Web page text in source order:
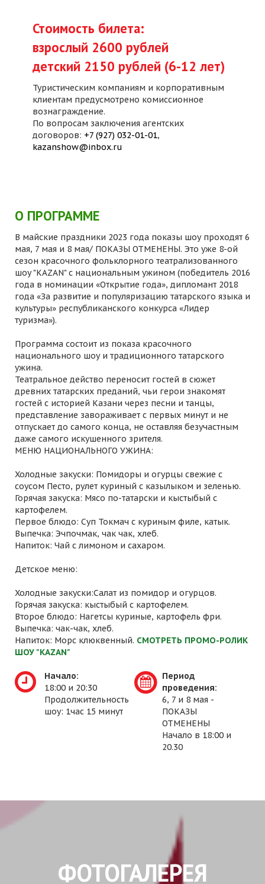
Стоимость билета:
взрослый 2600 рублей
детский 2150 рублей (6-12 лет)
Туристическим компаниям и корпоративным
клиентам предусмотрено комиссионное
вознаграждение.
По вопросам заключения агентских
договоров: +7 (927) 032-01-01,
kazanshow@inbox.ru
О ПРОГРАММЕ
В майские праздники 2023 года показы шоу проходят 6
мая, 7 мая и 8 мая/ ПОКАЗЫ ОТМЕНЕНЫ. Это уже 8-ой
сезон красочного фольклорного театрализованного
шоу "KAZAN" с национальным ужином (победитель 2016
года в номинации «Открытие года», дипломант 2018
года «За развитие и популяризацию татарского языка и
культуры» республиканского конкурса «Лидер
туризма»).
Программа состоит из показа красочного
национального шоу и традиционного татарского
ужина.
Театральное действо переносит гостей в сюжет
древних татарских преданий, чьи герои знакомят
гостей с историей Казани через песни и танцы,
представление завораживает с первых минут и не
отпускает до самого конца, не оставляя безучастным
даже самого искушенного зрителя.
МЕНЮ НАЦИОНАЛЬНОГО УЖИНА:
Холодные закуски: Помидоры и огурцы свежие с
соусом Песто, рулет куриный с казылыком и зеленью.
Горячая закуска: Мясо по-татарски и кыстыбый с
картофелем.
Первое блюдо: Суп Токмач с куриным филе, катык.
Выпечка: Эчпочмак, чак чак, хлеб.
Напиток: Чай с лимоном и сахаром.
Детское меню:
Холодные закуски:Салат из помидор и огурцов.
Горячая закуска: кыстыбый с картофелем.
Второе блюдо: Нагетсы куриные, картофель фри.
Выпечка: чак-чак, хлеб.
Напиток: Морс клюквенный. СМОТРЕТЬ ПРОМО-РОЛИК
ШОУ "KAZAN"
Начало:
18:00 и 20:30
Продолжительность
шоу: 1час 15 минут
Период
проведения:
6, 7 и 8 мая -
ПОКАЗЫ
ОТМЕНЕНЫ
Начало в 18:00 и
20.30
ФОТОГАЛЕРЕЯ